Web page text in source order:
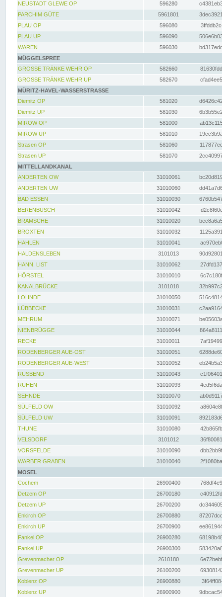
NEUSTADT GLEWE OP
596280
PARCHIM GÜTE
5961801
PLAU OP
596080
PLAU UP
596090
WAREN
596030
MÜGGELSPREE
GROSSE TRÄNKE WEHR OP
582660
GROSSE TRÄNKE WEHR UP
582670
MÜRITZ-HAVEL-WASSERSTRASSE
Diemitz OP
581020
Diemitz UP
581030
MIROW OP
581000
MIROW UP
581010
Strasen OP
581060
Strasen UP
581070
MITTELLANDKANAL
ANDERTEN OW
31010061
ANDERTEN UW
31010060
BAD ESSEN
31010030
BERENBUSCH
31010042
BRAMSCHE
31010020
BROXTEN
31010032
HAHLEN
31010041
HALDENSLEBEN
3101013
HANN. LIST
31010062
HÖRSTEL
31010010
KANALBRÜCKE
3101018
LOHNDE
31010050
LÜBBECKE
31010031
MEHRUM
31010071
NIENBRÜGGE
31010044
RECKE
31010011
RODENBERGER AUE-OST
31010051
RODENBERGER AUE-WEST
31010052
RUSBEND
31010043
RÜHEN
31010093
SEHNDE
31010070
SÜLFELD OW
31010092
SÜLFELD UW
31010091
THUNE
31010080
VELSDORF
3101012
VORSFELDE
31010090
WARBER GRABEN
31010040
MOSEL
Cochem
26900400
Detzem OP
26700180
Detzem UP
26700200
Enkirch OP
26700880
Enkirch UP
26700900
Fankel OP
26900280
Fankel UP
26900300
Grevenmacher OP
2610180
Grevenmacher UP
26100200
Koblenz OP
26900880
Koblenz UP
26900900